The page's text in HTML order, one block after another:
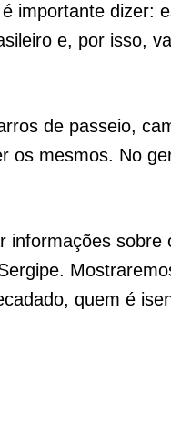
importante dizer:
e, por isso,
de passeio,
os mesmos. No
informações sobre
quem é